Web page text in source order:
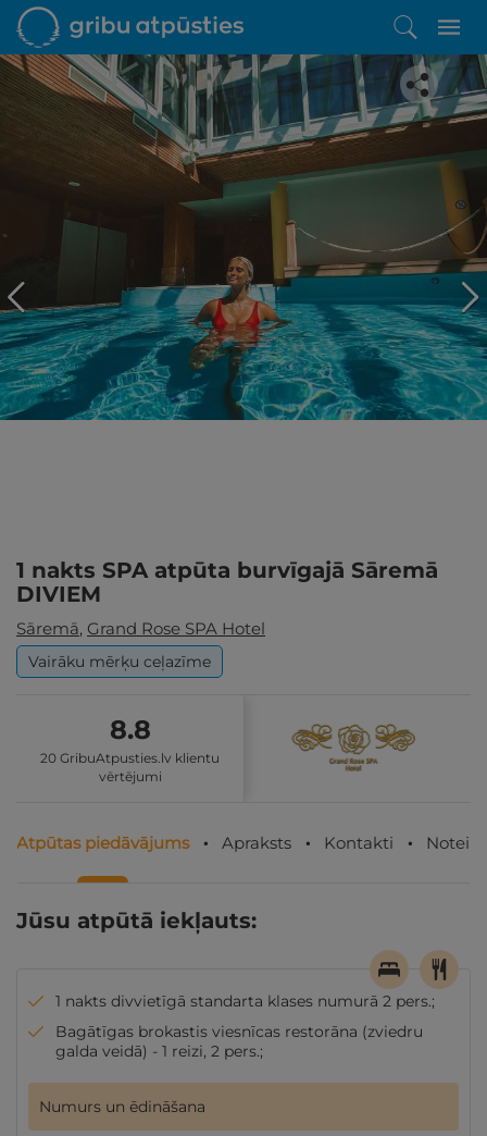
Iepatikās šis piedāvājums?
Līdz brīnišķīgai atpūtai atlikuši tikai daži soļi
PĒRKU
1 nakts SPA atpūta burvīgajā Sāremā
DIVIEM
Sāremā, Grand Rose SPA Hotel
Vairāku mērķu ceļazīme
8.8
20 GribuAtpusties.lv klientu
vērtējumi
Atpūtas piedāvājums Apraksts Kontakti
Jūsu atpūtā iekļauts:
1 nakts divvietīgā standarta klases numurā 2 pers.;
Bagātīgas brokastis viesnīcas restorāna (zviedru
galda veidā) - 1 reizi, 2 pers.;
Numurs un ēdināšana